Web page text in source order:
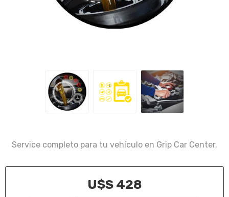
Service completo para tu vehículo en Grip Car Center.
U$S 428